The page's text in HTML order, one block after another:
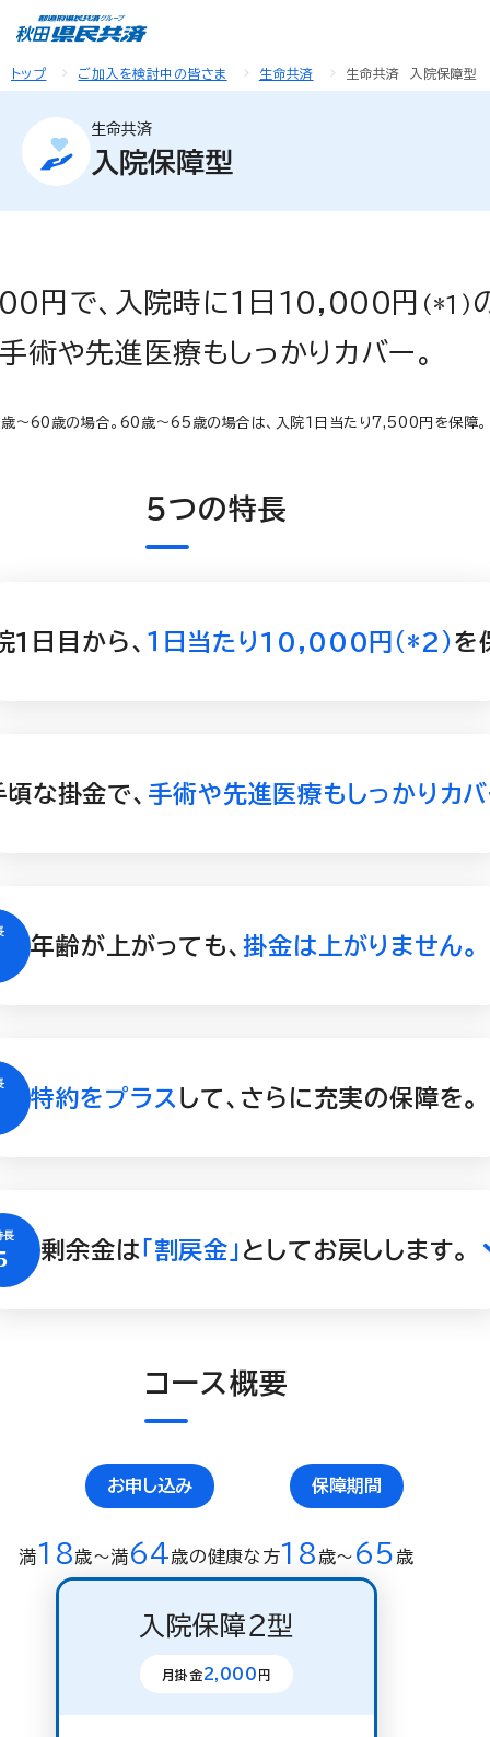
トップ ご加入を検討中の皆さま 生命共済 生命共済 入院保障型
生命共済
入院保障型
円で、入院時に１日10,000円 （*1）
手術や先進医療もしっかりカバー。
～60歳の場合。60歳～65歳の場合は、入院１日当たり7,500円を保障。
５つの特長
1日目から、 １日当たり10,000円（*2）を
頃な掛金で、 手術や先進医療もしっかりカバ
年齢が上がっても、掛金は上がりません。
特約をプラス して、さらに充実の保障を。
剰余金は 「割戻金」 としてお戻しします。
コース概要
お申し込み
満18歳〜満64歳の健康な方
保障期間
18 歳〜 65 歳
入院保障２型
月掛金2,000 円